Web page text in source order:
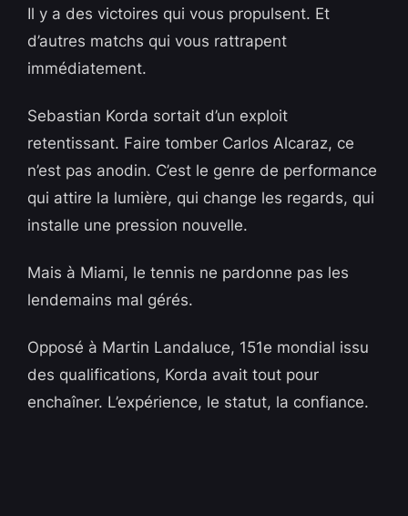
Il y a des victoires qui vous propulsent. Et
d’autres matchs qui vous rattrapent
immédiatement.
Sebastian Korda sortait d’un exploit
retentissant. Faire tomber Carlos Alcaraz, ce
n’est pas anodin. C’est le genre de performance
qui attire la lumière, qui change les regards, qui
installe une pression nouvelle.
Mais à Miami, le tennis ne pardonne pas les
lendemains mal gérés.
Opposé à Martin Landaluce, 151e mondial issu
des qualifications, Korda avait tout pour
enchaîner. L’expérience, le statut, la confiance.